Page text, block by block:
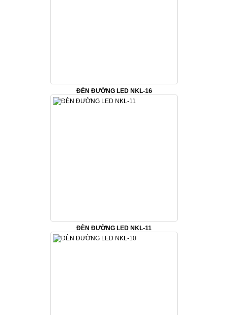
ĐÈN ĐƯỜNG LED NKL-16
ĐÈN ĐƯỜNG LED NKL-11